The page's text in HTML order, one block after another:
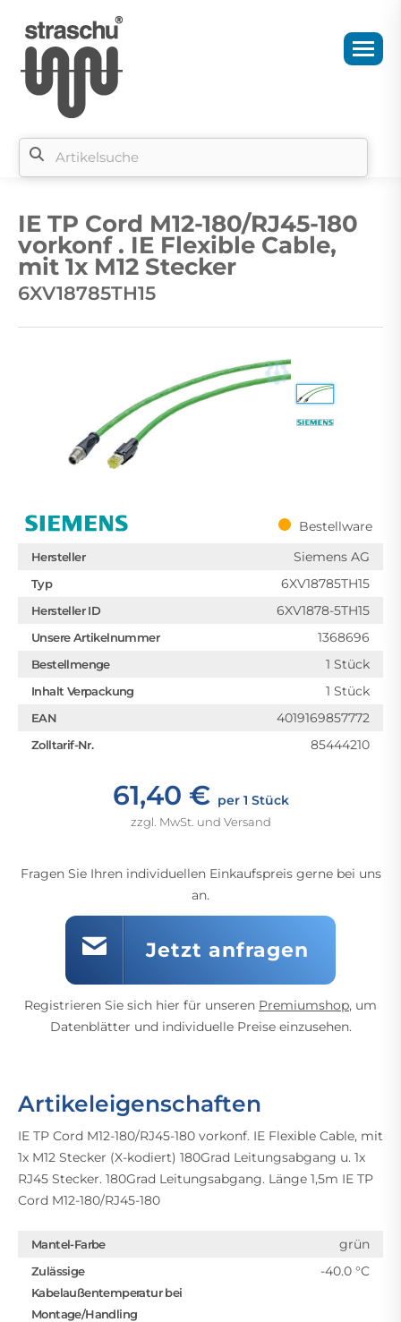
IE TP Cord M12-180/RJ45-180
vorkonf . IE Flexible Cable,
mit 1x M12 Stecker
6XV18785TH15
Bestellware
Hersteller Siemens AG
Typ 6XV18785TH15
Hersteller ID 6XV1878-5TH15
Unsere Artikelnummer 1368696
Bestellmenge 1 Stück
Inhalt Verpackung 1 Stück
EAN 4019169857772
Zolltarif-Nr. 85444210
61,40 € per 1 Stück
zzgl. MwSt. und Versand
Fragen Sie Ihren individuellen Einkaufspreis gerne bei uns
an.
Jetzt anfragen
Registrieren Sie sich hier für unseren Premiumshop, um
Datenblätter und individuelle Preise einzusehen.
Artikeleigenschaften
IE TP Cord M12-180/RJ45-180 vorkonf. IE Flexible Cable, mit
1x M12 Stecker (X-kodiert) 180Grad Leitungsabgang u. 1x
RJ45 Stecker. 180Grad Leitungsabgang. Länge 1,5m IE TP
Cord M12-180/RJ45-180
Mantel-Farbe grün
Zulässige
Kabelaußentemperatur bei
Montage/Handling
-40.0 °C